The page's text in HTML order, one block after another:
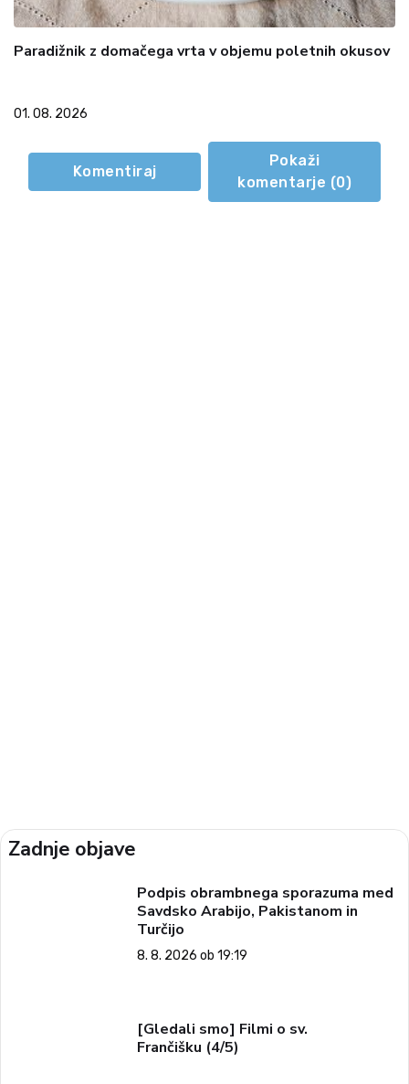
Paradižnik z domačega vrta v objemu poletnih okusov
01. 08. 2026
Komentiraj
Pokaži
komentarje (0)
Zadnje objave
Podpis obrambnega sporazuma med
Savdsko Arabijo, Pakistanom in
Turčijo
8. 8. 2026 ob 19:19
[Gledali smo] Filmi o sv.
Frančišku (4/5)